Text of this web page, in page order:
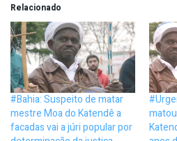
Relacionado
#Bahia: Suspeito de matar
mestre Moa do Katendê a
facadas vai a júri popular por